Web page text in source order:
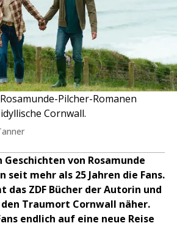
Pilcher-Romanen
Cornwall.
von Rosamunde
seit mehr als 25 Jahren die Fans.
das ZDF Bücher der Autorin und
Traumort Cornwall näher.
endlich auf eine neue Reise